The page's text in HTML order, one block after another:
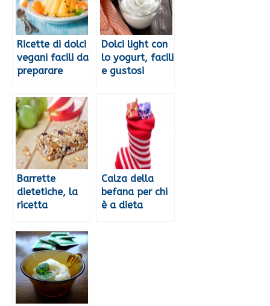
Ricette di dolci
vegani facili da
preparare
Dolci light con
lo yogurt, facili
e gustosi
Barrette
dietetiche, la
ricetta
Calza della
befana per chi
è a dieta